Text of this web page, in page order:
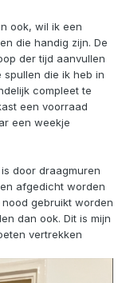
ook, wil ik een
die handig zijn. De
der tijd aanvullen
spullen die ik heb in
compleet te
een voorraad
een weekje
door draagmuren
afgedicht worden
gebruikt worden
dan ook. Dit is mijn
vertrekken